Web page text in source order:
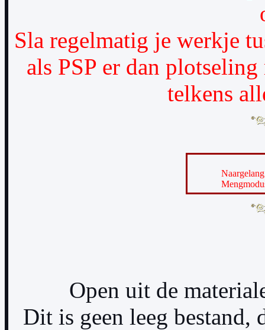
Sla regelmatig je werkje
als PSP er dan
telkens
Open uit de
Dit is geen leeg bestand,